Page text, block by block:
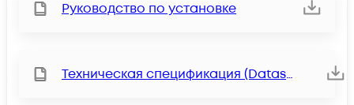
Руководство по установке
Техническая спецификация (Datasheet)